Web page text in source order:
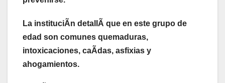
La instituciÃn detallÃ que en este grupo de
edad son comunes quemaduras,
intoxicaciones, caÃdas, asfixias y
ahogamientos.